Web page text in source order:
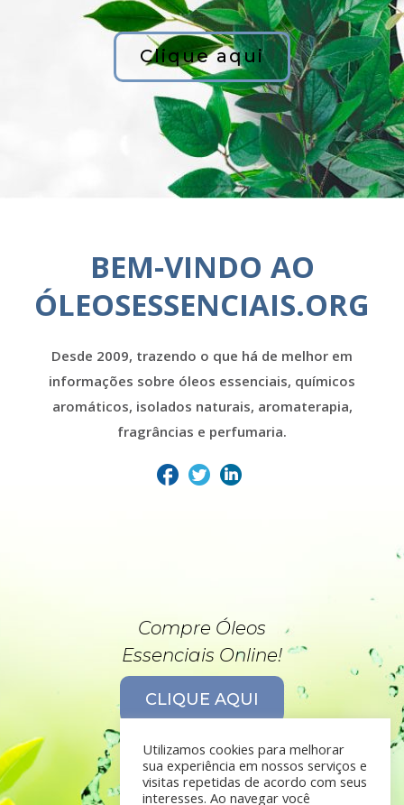
Clique aqui
BEM-VINDO AO
ÓLEOSESSENCIAIS.ORG
Desde 2009, trazendo o que há de melhor em
informações sobre óleos essenciais, químicos
aromáticos, isolados naturais, aromaterapia,
fragrâncias e perfumaria.
Compre Óleos
Essenciais Online!
CLIQUE AQUI
Utilizamos cookies para melhorar
sua experiência em nossos serviços e
visitas repetidas de acordo com seus
interesses. Ao navegar você